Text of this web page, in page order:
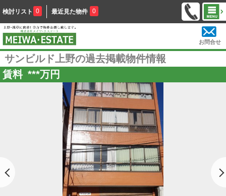
検討リスト 0 最近見た物件 0
お問合せ
サンビルド上野の過去掲載物件情報
賃料 ***万円